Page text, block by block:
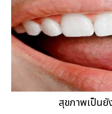
สุขภาพเป็นยั